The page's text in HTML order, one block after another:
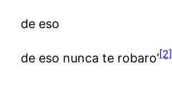
de eso
de eso nunca te robaro’[2]